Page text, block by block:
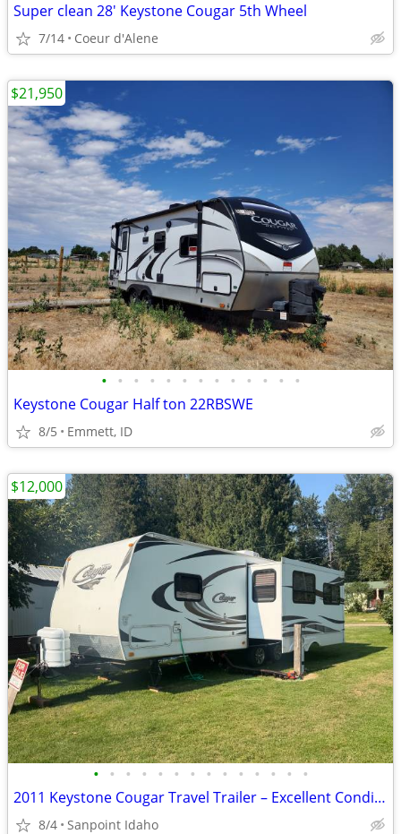
Super clean 28' Keystone Cougar 5th Wheel
7/14 Coeur d'Alene
• • • • • • • • • • • • •
Keystone Cougar Half ton 22RBSWE
8/5 Emmett, ID
$21,950
• • • • • • • • • • • • • •
2011 Keystone Cougar Travel Trailer – Excellent Condition
8/4 Sanpoint Idaho
$12,000